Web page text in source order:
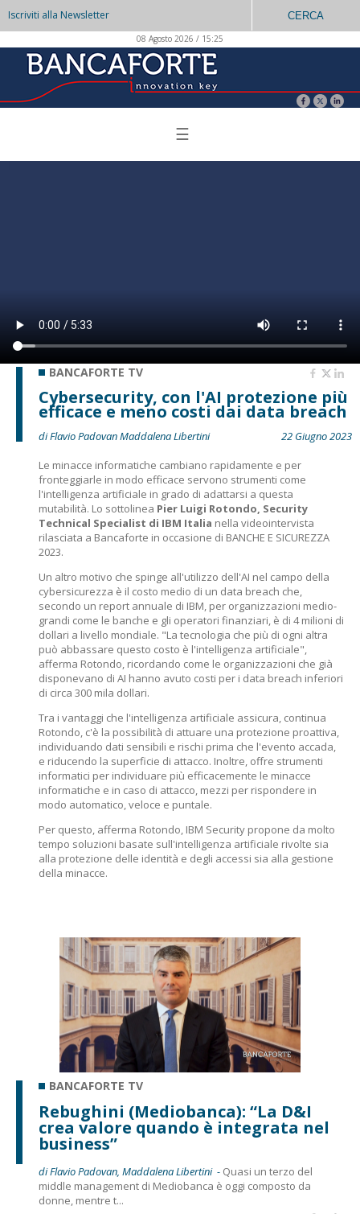
Iscriviti alla Newsletter CERCA
08 Agosto 2026 / 15:25
☰
BANCAFORTE TV
Cybersecurity, con l'AI protezione più
efficace e meno costi dai data breach
di Flavio Padovan Maddalena Libertini
22 Giugno 2023
Le minacce informatiche cambiano rapidamente e per
fronteggiarle in modo efficace servono strumenti come
l'intelligenza artificiale in grado di adattarsi a questa
mutabilità. Lo sottolinea Pier Luigi Rotondo, Security
Technical Specialist di IBM Italia nella videointervista
rilasciata a Bancaforte in occasione di BANCHE E SICUREZZA
2023.
Un altro motivo che spinge all'utilizzo dell'AI nel campo della
cybersicurezza è il costo medio di un data breach che,
secondo un report annuale di IBM, per organizzazioni medio-
grandi come le banche e gli operatori finanziari, è di 4 milioni di
dollari a livello mondiale. "La tecnologia che più di ogni altra
può abbassare questo costo è l'intelligenza artificiale",
afferma Rotondo, ricordando come le organizzazioni che già
disponevano di AI hanno avuto costi per i data breach inferiori
di circa 300 mila dollari.
Tra i vantaggi che l'intelligenza artificiale assicura, continua
Rotondo, c'è la possibilità di attuare una protezione proattiva,
individuando dati sensibili e rischi prima che l'evento accada,
e riducendo la superficie di attacco. Inoltre, offre strumenti
informatici per individuare più efficacemente le minacce
informatiche e in caso di attacco, mezzi per rispondere in
modo automatico, veloce e puntale.
Per questo, afferma Rotondo, IBM Security propone da molto
tempo soluzioni basate sull'intelligenza artificiale rivolte sia
alla protezione delle identità e degli accessi sia alla gestione
della minacce.
BANCAFORTE TV
Rebughini (Mediobanca): “La D&I
crea valore quando è integrata nel
business”
di Flavio Padovan, Maddalena Libertini - Quasi un terzo del
middle management di Mediobanca è oggi composto da
donne, mentre t...